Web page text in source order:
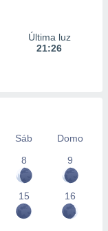
Última luz
21:26
Sáb
Domo
8 9
15 16